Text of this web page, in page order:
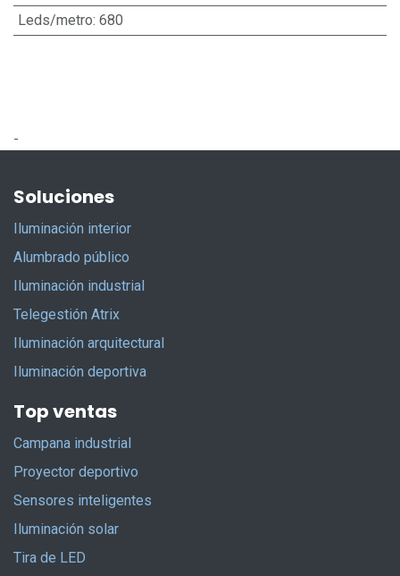
Leds/metro: 680
-
Soluciones
Iluminación interior
Alumbrado público
Iluminación industrial
Telegestión Atrix
Iluminación arquitectural
Iluminación deportiva
Top ventas
Campana industrial
Proyector deportivo
Sensores inteligentes
Iluminación solar
Tira de LED